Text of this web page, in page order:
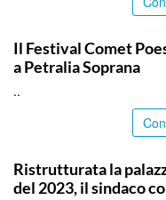
Il Festival Comet
a Petralia Soprana
..
Ristrutturata la
del 2023, il sindaco